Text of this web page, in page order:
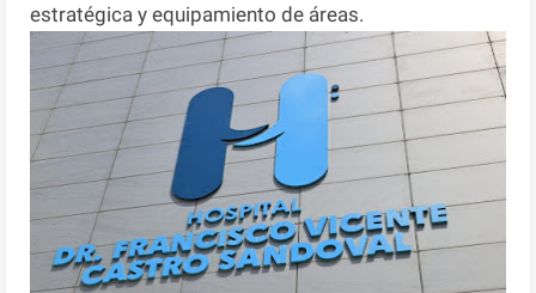
estratégica y equipamiento de áreas.